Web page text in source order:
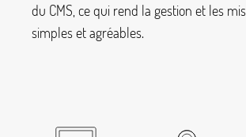
du CMS, ce qui rend la gestion et les
simples et agréables.